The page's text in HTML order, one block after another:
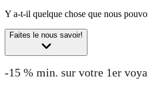
Y a-t-il quelque chose que nous
Faites le nous savoir!
-15 % min. sur votre 1er